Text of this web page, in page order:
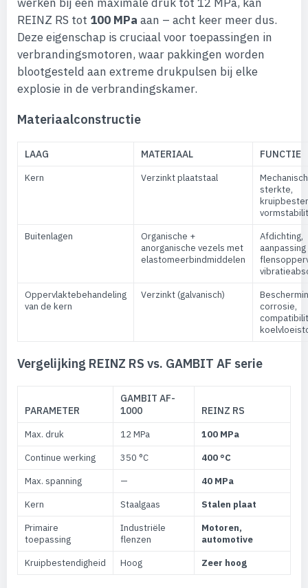
REINZ RS tot 100 MPa aan – acht keer meer dus.
Deze eigenschap is cruciaal voor toepassingen in
verbrandingsmotoren, waar pakkingen worden
blootgesteld aan extreme drukpulsen bij elke
explosie in de verbrandingskamer.
Materiaalconstructie
LAAG MATERIAAL FUNCTIE
Kern Verzinkt plaatstaal
sterkte,
Buitenlagen
Organische +
anorganische vezels met
elastomeerbindmiddelen
Afdichting,
aanpassing
Oppervlaktebehandeling
van de kern
Verzinkt (galvanisch)
corrosie,
Vergelijking REINZ RS vs. GAMBIT AF serie
PARAMETER
GAMBIT AF-
1000
REINZ RS
Max. druk 12 MPa
100 MPa
Continue werking
350 °C
400 °C
Max. spanning
—
40 MPa
Kern
Staalgaas
Stalen plaat
Primaire
toepassing
Industriële
flenzen
Motoren,
automotive
Kruipbestendigheid
Hoog Zeer hoog